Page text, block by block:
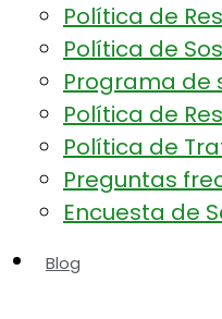
Política de
Política de
Programa de
Política de
Política de
Preguntas
Encuesta de
Blog